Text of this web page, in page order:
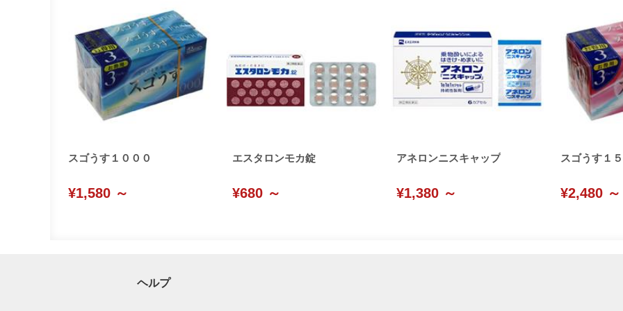
スゴうす１０００
¥1,580 ～
エスタロンモカ錠
¥680 ～
アネロンニスキャップ
¥1,380 ～
スゴうす１
¥2,480 ～
ヘルプ